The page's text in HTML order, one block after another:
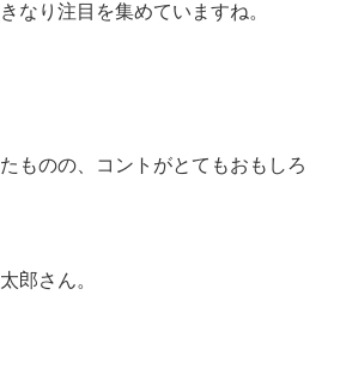
なり注目を集めていますね。
ものの、コントがとてもおもしろ
郎さん。